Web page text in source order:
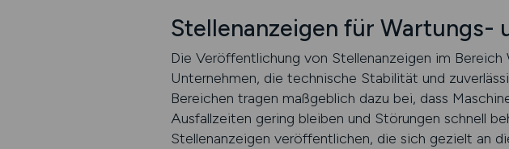
Stellenanzeigen für Wartungs-
Die Veröffentlichung von Stellenanzeigen im
Unternehmen, die technische Stabilität und
Bereichen tragen maßgeblich dazu bei, dass
Ausfallzeiten gering bleiben und Störungen schnell
Stellenanzeigen veröffentlichen, die sich gezielt an